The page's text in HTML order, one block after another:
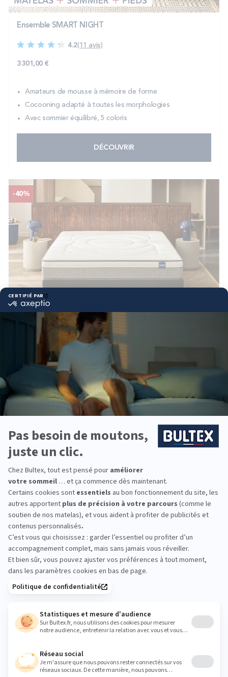
Ensemble SMART NIGHT
4.2(11 avis)
3 301,00 €
Amateurs de mousse à mémoire de forme
Cocooning adapté à toutes les morphologies
Avec sommier équilibré, 5 coloris
DÉCOUVRIR
-40%
Ensemble RECHARGED
3 451,00 €
Matelas hybride, confort haut de gamme ultra précis
Avec sommier ferme, 5 coloris
Ensemble READY TO SLEEP